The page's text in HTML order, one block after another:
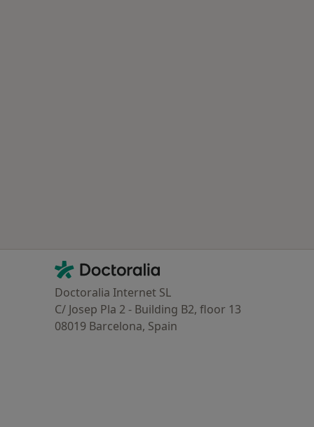
Contacto
Doctoralia - Homepage
Doctoralia Internet SL
C/ Josep Pla 2 - Building B2, floor 13
08019 Barcelona, Spain